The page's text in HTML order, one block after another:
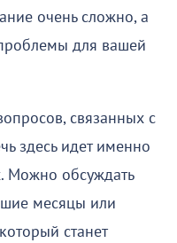
очень сложно, а
для вашей
связанных с
здесь идет именно
Можно обсуждать
месяцы или
станет